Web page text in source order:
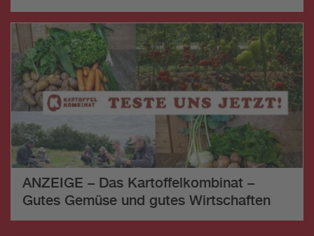
ANZEIGE – Das Kartoffelkombinat –
Gutes Gemüse und gutes Wirtschaften